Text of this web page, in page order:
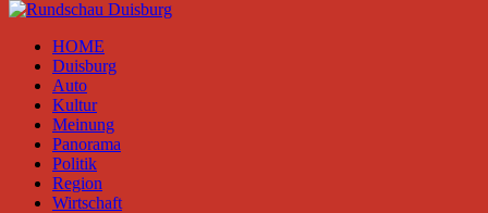
HOME
Duisburg
Auto
Kultur
Meinung
Panorama
Politik
Region
Wirtschaft